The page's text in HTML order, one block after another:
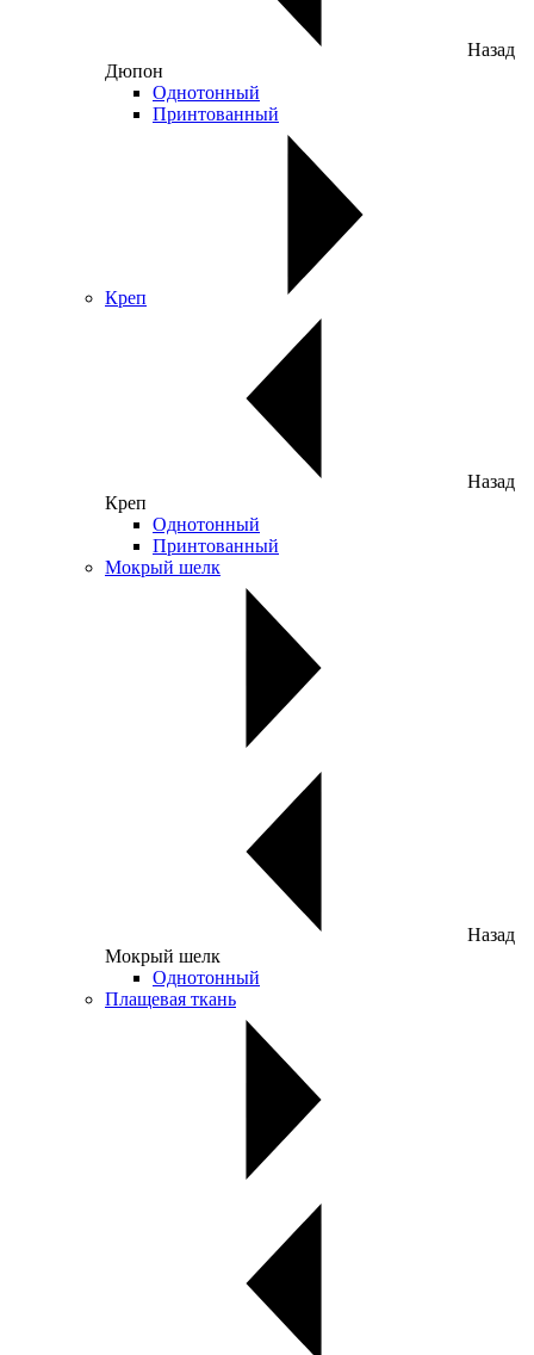
Назад
Дюпон
Однотонный
Принтованный
Креп
Назад
Креп
Однотонный
Принтованный
Мокрый шелк
Назад
Мокрый шелк
Однотонный
Плащевая ткань